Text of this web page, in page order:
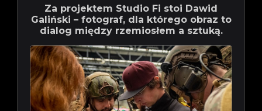
Za projektem Studio Fi stoi Dawid
Galiński – fotograf, dla którego obraz to
dialog między rzemiosłem a sztuką.